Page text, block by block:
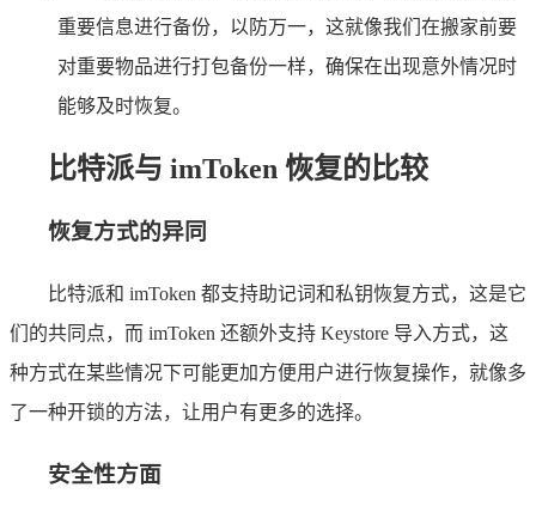
重要信息进行备份，以防万一，这就像我们在搬家前要
对重要物品进行打包备份一样，确保在出现意外情况时
能够及时恢复。
比特派与 imToken 恢复的比较
恢复方式的异同
比特派和 imToken 都支持助记词和私钥恢复方式，这是它
们的共同点，而 imToken 还额外支持 Keystore 导入方式，这
种方式在某些情况下可能更加方便用户进行恢复操作，就像多
了一种开锁的方法，让用户有更多的选择。
安全性方面